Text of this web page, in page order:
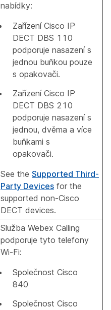
nabídky:
Zařízení Cisco IP
DECT DBS 110
podporuje nasazení s
jednou buňkou pouze
s opakovači.
Zařízení Cisco IP
DECT DBS 210
podporuje nasazení s
jednou, dvěma a více
buňkami s
opakovači.
See the Supported Third-
Party Devices for the
supported non-Cisco
DECT devices.
Služba Webex Calling
podporuje tyto telefony
Wi-Fi:
Společnost Cisco
840
Společnost Cisco